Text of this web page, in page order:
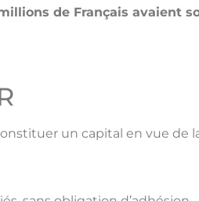
de Français avaient
un capital en vue de